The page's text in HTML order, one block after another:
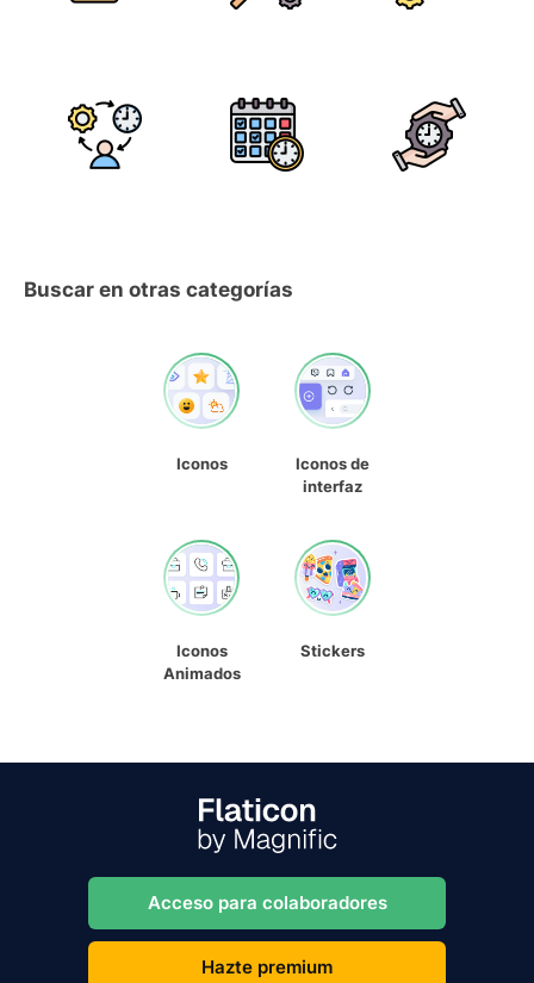
Buscar en otras categorías
Iconos
Iconos de
interfaz
Iconos
Animados
Stickers
Acceso para colaboradores
Hazte premium